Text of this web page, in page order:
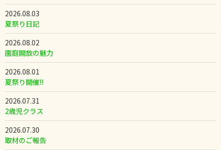
2026.08.03
夏祭り日記
2026.08.02
園庭開放の魅力
2026.08.01
夏祭り開催!!
2026.07.31
2歳児クラス
2026.07.30
取材のご報告